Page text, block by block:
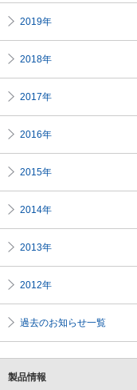
2019年
2018年
2017年
2016年
2015年
2014年
2013年
2012年
過去のお知らせ一覧
こ製品情報